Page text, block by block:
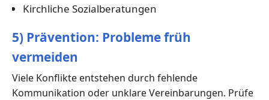
Kirchliche Sozialberatungen
5) Prävention: Probleme früh
vermeiden
Viele Konflikte entstehen durch fehlende
Kommunikation oder unklare Vereinbarungen. Prüfe